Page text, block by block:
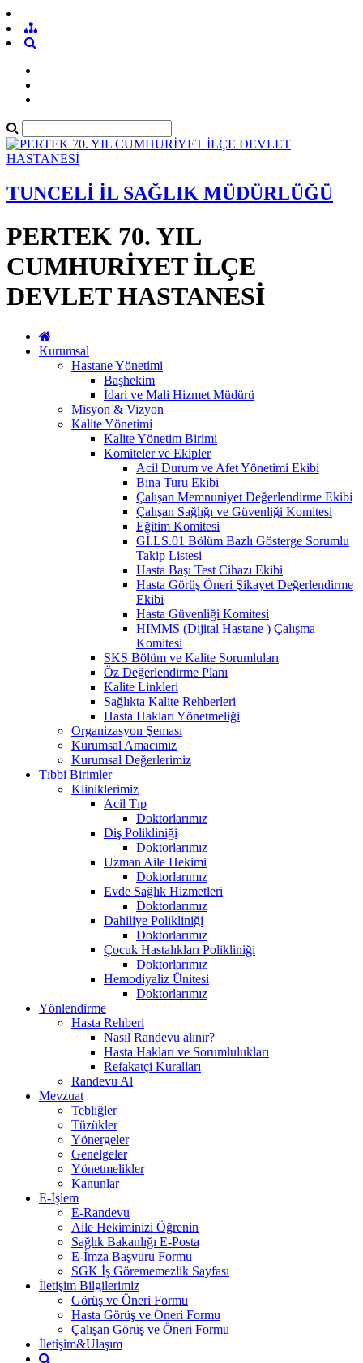
TUNCELİ İL SAĞLIK MÜDÜRLÜĞÜ
PERTEK 70. YIL
CUMHURİYET İLÇE
DEVLET HASTANESİ
Kurumsal
Hastane Yönetimi
Başhekim
İdari ve Mali Hizmet Müdürü
Misyon & Vizyon
Kalite Yönetimi
Kalite Yönetim Birimi
Komiteler ve Ekipler
Acil Durum ve Afet Yönetimi Ekibi
Bina Turu Ekibi
Çalışan Memnuniyet Değerlendirme Ekibi
Çalışan Sağlığı ve Güvenliği Komitesi
Eğitim Komitesi
Gİ.LS.01 Bölüm Bazlı Gösterge Sorumlu
Takip Listesi
Hasta Başı Test Cihazı Ekibi
Hasta Görüş Öneri Şikayet Değerlendirme
Ekibi
Hasta Güvenliği Komitesi
HIMMS (Dijital Hastane ) Çalışma
Komitesi
SKS Bölüm ve Kalite Sorumluları
Öz Değerlendirme Planı
Kalite Linkleri
Sağlıkta Kalite Rehberleri
Hasta Hakları Yönetmeliği
Organizasyon Şeması
Kurumsal Amacımız
Kurumsal Değerlerimiz
Tıbbi Birimler
Kliniklerimiz
Acil Tıp
Doktorlarımız
Diş Polikliniği
Doktorlarımız
Uzman Aile Hekimi
Doktorlarımız
Evde Sağlık Hizmetleri
Doktorlarımız
Dahiliye Polikliniği
Doktorlarımız
Çocuk Hastalıkları Polikliniği
Doktorlarımız
Hemodiyaliz Ünitesi
Doktorlarımız
Yönlendirme
Hasta Rehberi
Nasıl Randevu alınır?
Hasta Hakları ve Sorumlulukları
Refakatçi Kuralları
Randevu Al
Mevzuat
Tebliğler
Tüzükler
Yönergeler
Genelgeler
Yönetmelikler
Kanunlar
E-İşlem
E-Randevu
Aile Hekiminizi Öğrenin
Sağlık Bakanlığı E-Posta
E-İmza Başvuru Formu
SGK İş Görememezlik Sayfası
İletişim Bilgilerimiz
Görüş ve Öneri Formu
Hasta Görüş ve Öneri Formu
Çalışan Görüş ve Öneri Formu
İletişim&Ulaşım